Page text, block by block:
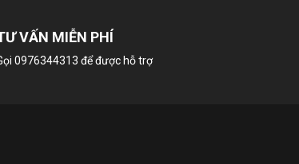
Electrolux
VẤN MIỄN PHÍ
0976344313 để được hỗ trợ